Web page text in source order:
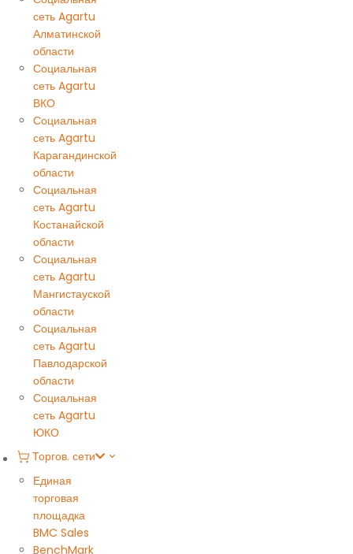
сеть Agartu
Алматинской
области
Социальная
сеть Agartu
ВКО
Социальная
сеть Agartu
Карагандинской
области
Социальная
сеть Agartu
Костанайской
области
Социальная
сеть Agartu
Мангистауской
области
Социальная
сеть Agartu
Павлодарской
области
Социальная
сеть Agartu
ЮКО
Торгов. сети
Единая
торговая
площадка
BMC Sales
BenchMark